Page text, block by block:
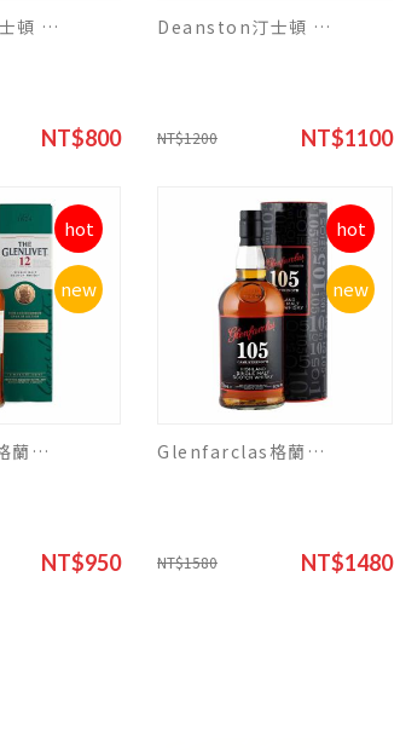
Deanston汀士頓 1785傳承莉桶 (二次陳釀 )
NT$800
Deanston汀士頓 雪莉桶12 年
NT$1200 NT$1100
hot
new
GLENLIVET格蘭利威12年首席三桶 威士忌
NT$950
hot
new
Glenfarclas格蘭花格105源酒
NT$1580 NT$1480